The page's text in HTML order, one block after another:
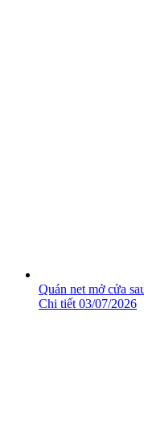
Quán net mở cửa
Chi tiết 03/07/2026